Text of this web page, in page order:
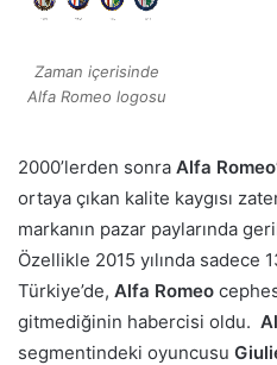
Zaman içerisinde
Alfa Romeo logosu
2000’lerden sonra Alfa
ortaya çıkan kalite kaygısı
markanın pazar paylarında
Özellikle 2015 yılında sadece
Türkiye’de, Alfa Romeo
gitmediğinin habercisi oldu.
segmentindeki oyuncusu